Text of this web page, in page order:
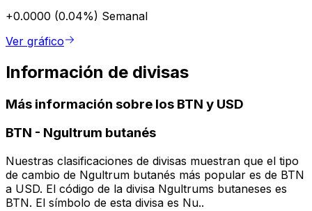
+0.0000 (0.04%) Semanal
Ver gráfico
Información de divisas
Más información sobre los BTN y USD
BTN - Ngultrum butanés
Nuestras clasificaciones de divisas muestran que el tipo
de cambio de Ngultrum butanés más popular es de BTN
a USD. El código de la divisa Ngultrums butaneses es
BTN. El símbolo de esta divisa es Nu..